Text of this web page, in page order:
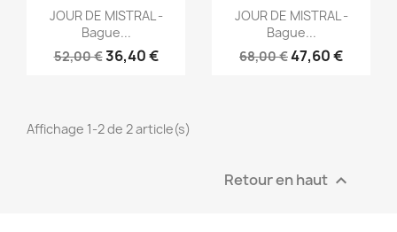
Aperçu rapide
JOUR DE MISTRAL -
Bague...
52,00 €36,40 €
Aperçu rapide
JOUR DE MISTRAL -
Bague...
68,00 €47,60 €
Affichage 1-2 de 2 article(s)
Retour en haut 